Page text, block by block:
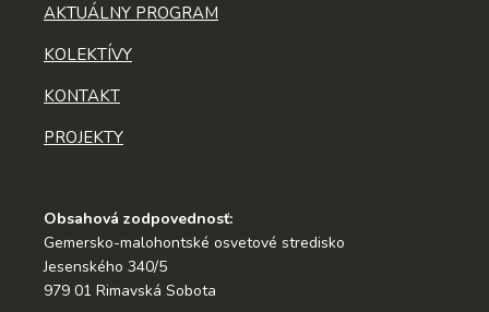
AKTUÁLNY PROGRAM
KOLEKTÍVY
KONTAKT
PROJEKTY
Obsahová zodpovednosť:
Gemersko-malohontské osvetové stredisko
Jesenského 340/5
979 01 Rimavská Sobota